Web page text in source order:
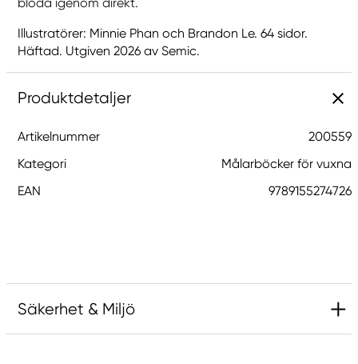
Illustratörer: Minnie Phan och Brandon Le. 64 sidor.
Häftad. Utgiven 2026 av Semic.
Produktdetaljer
Artikelnummer
200559
Kategori
Målarböcker för vuxna
EAN
9789155274726
Säkerhet & Miljö